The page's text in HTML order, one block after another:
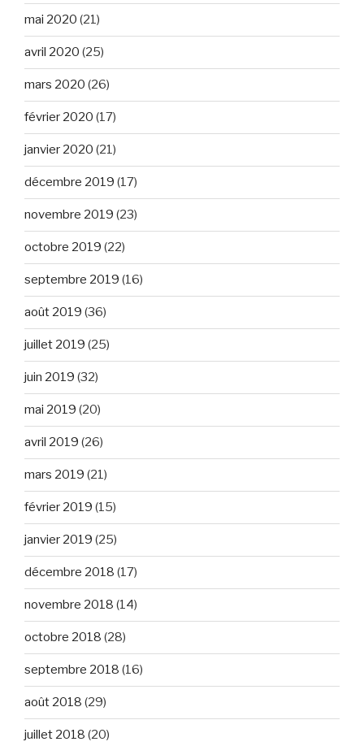
mai 2020 (21)
avril 2020 (25)
mars 2020 (26)
février 2020 (17)
janvier 2020 (21)
décembre 2019 (17)
novembre 2019 (23)
octobre 2019 (22)
septembre 2019 (16)
août 2019 (36)
juillet 2019 (25)
juin 2019 (32)
mai 2019 (20)
avril 2019 (26)
mars 2019 (21)
février 2019 (15)
janvier 2019 (25)
décembre 2018 (17)
novembre 2018 (14)
octobre 2018 (28)
septembre 2018 (16)
août 2018 (29)
juillet 2018 (20)